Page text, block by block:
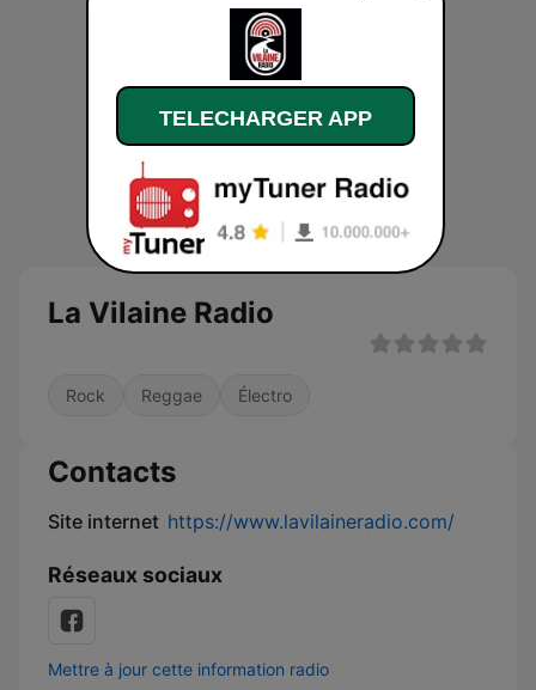
La Vilaine Radio
Rock Reggae Électro
Contacts
Site internet https://www.lavilaineradio.com/
Réseaux sociaux
Mettre à jour cette information radio
TELECHARGER APP